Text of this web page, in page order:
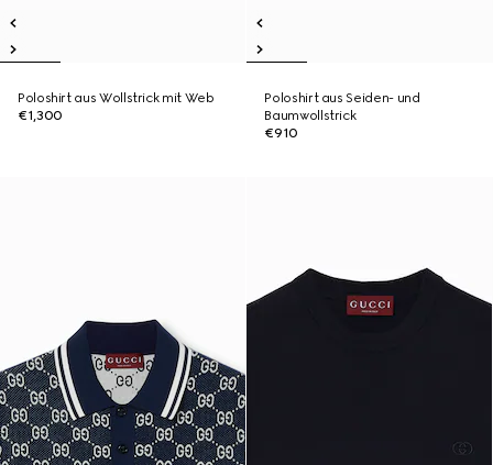
Poloshirt aus Wollstrick mit Web
€1,300
Poloshirt aus Seiden- und
Baumwollstrick
€910